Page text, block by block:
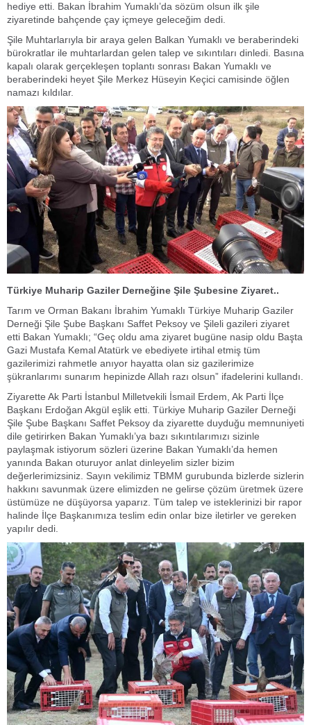
hediye etti. Bakan İbrahim Yumaklı’da sözüm olsun ilk şile
ziyaretinde bahçende çay içmeye geleceğim dedi.
Şile Muhtarlarıyla bir araya gelen Balkan Yumaklı ve beraberindeki
bürokratlar ile muhtarlardan gelen talep ve sıkıntıları dinledi. Basına
kapalı olarak gerçekleşen toplantı sonrası Bakan Yumaklı ve
beraberindeki heyet Şile Merkez Hüseyin Keçici camisinde öğlen
namazı kıldılar.
Türkiye Muharip Gaziler Derneğine Şile Şubesine Ziyaret..
Tarım ve Orman Bakanı İbrahim Yumaklı Türkiye Muharip Gaziler
Derneği Şile Şube Başkanı Saffet Peksoy ve Şileli gazileri ziyaret
etti Bakan Yumaklı; “Geç oldu ama ziyaret bugüne nasip oldu Başta
Gazi Mustafa Kemal Atatürk ve ebediyete irtihal etmiş tüm
gazilerimizi rahmetle anıyor hayatta olan siz gazilerimize
şükranlarımı sunarım hepinizde Allah razı olsun” ifadelerini kullandı.
Ziyarette Ak Parti İstanbul Milletvekili İsmail Erdem, Ak Parti İlçe
Başkanı Erdoğan Akgül eşlik etti. Türkiye Muharip Gaziler Derneği
Şile Şube Başkanı Saffet Peksoy da ziyarette duyduğu memnuniyeti
dile getirirken Bakan Yumaklı’ya bazı sıkıntılarımızı sizinle
paylaşmak istiyorum sözleri üzerine Bakan Yumaklı’da hemen
yanında Bakan oturuyor anlat dinleyelim sizler bizim
değerlerimizsiniz. Sayın vekilimiz TBMM gurubunda bizlerde sizlerin
hakkını savunmak üzere elimizden ne gelirse çözüm üretmek üzere
üstümüze ne düşüyorsa yaparız. Tüm talep ve isteklerinizi bir rapor
halinde İlçe Başkanımıza teslim edin onlar bize iletirler ve gereken
yapılır dedi.